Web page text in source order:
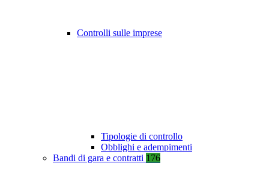
Controlli sulle imprese
Tipologie di controllo
Obblighi e adempimenti
Bandi di gara e contratti 176